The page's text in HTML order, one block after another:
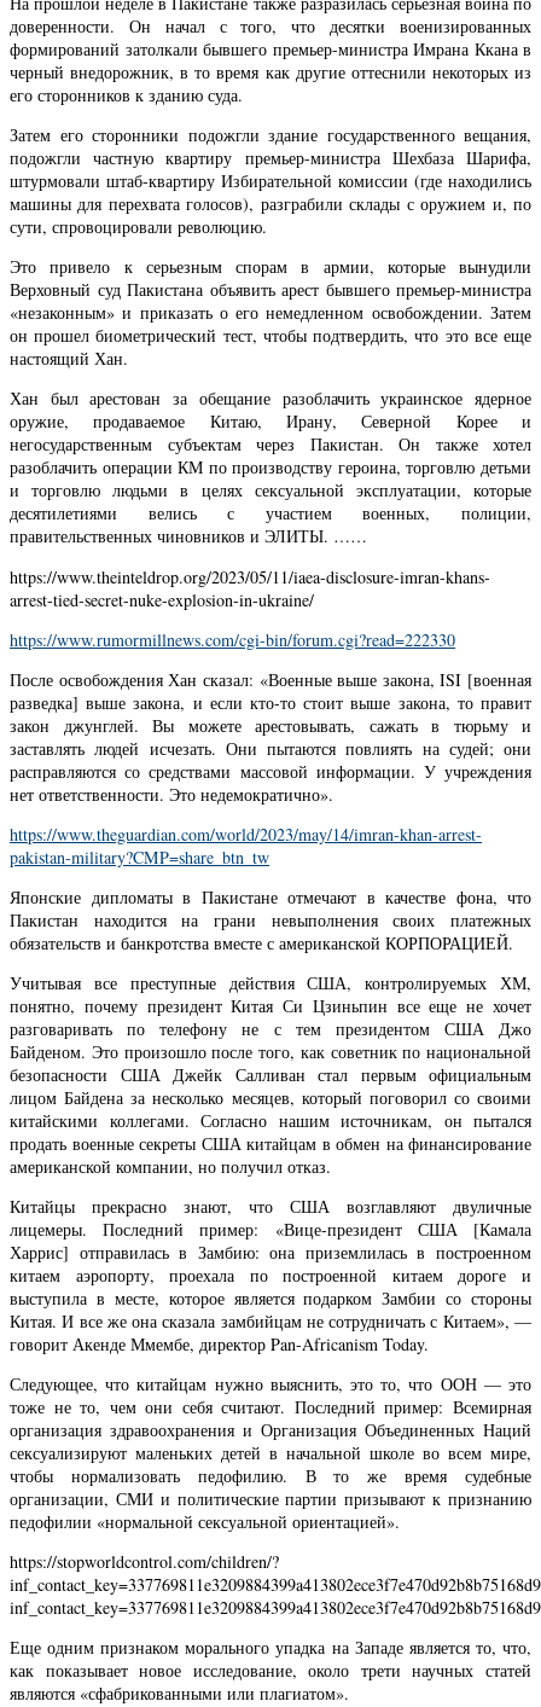
доверенности. Он начал с того, что десятки военизированных
формирований затолкали бывшего премьер-министра Имрана Ккана в
черный внедорожник, в то время как другие оттеснили некоторых из
его сторонников к зданию суда.
Затем его сторонники подожгли здание государственного вещания,
подожгли частную квартиру премьер-министра Шехбаза Шарифа,
штурмовали штаб-квартиру Избирательной комиссии (где находились
машины для перехвата голосов), разграбили склады с оружием и, по
сути, спровоцировали революцию.
Это привело к серьезным спорам в армии, которые вынудили
Верховный суд Пакистана объявить арест бывшего премьер-министра
«незаконным» и приказать о его немедленном освобождении. Затем
он прошел биометрический тест, чтобы подтвердить, что это все еще
настоящий Хан.
Хан был арестован за обещание разоблачить украинское ядерное
оружие, продаваемое Китаю, Ирану, Северной Корее и
негосударственным субъектам через Пакистан. Он также хотел
разоблачить операции КМ по производству героина, торговлю детьми
и торговлю людьми в целях сексуальной эксплуатации, которые
десятилетиями велись с участием военных, полиции,
правительственных чиновников и ЭЛИТЫ. ……
https://www.theinteldrop.org/2023/05/11/iaea-disclosure-imran-khans-
arrest-tied-secret-nuke-explosion-in-ukraine/
https://www.rumormillnews.com/cgi-bin/forum.cgi?read=222330
После освобождения Хан сказал: «Военные выше закона, ISI [военная
разведка] выше закона, и если кто-то стоит выше закона, то правит
закон джунглей. Вы можете арестовывать, сажать в тюрьму и
заставлять людей исчезать. Они пытаются повлиять на судей; они
расправляются со средствами массовой информации. У учреждения
нет ответственности. Это недемократично».
https://www.theguardian.com/world/2023/may/14/imran-khan-arrest-
pakistan-military?CMP=share_btn_tw
Японские дипломаты в Пакистане отмечают в качестве фона, что
Пакистан находится на грани невыполнения своих платежных
обязательств и банкротства вместе с американской КОРПОРАЦИЕЙ.
Учитывая все преступные действия США, контролируемых ХМ,
понятно, почему президент Китая Си Цзиньпин все еще не хочет
разговаривать по телефону не с тем президентом США Джо
Байденом. Это произошло после того, как советник по национальной
безопасности США Джейк Салливан стал первым официальным
лицом Байдена за несколько месяцев, который поговорил со своими
китайскими коллегами. Согласно нашим источникам, он пытался
продать военные секреты США китайцам в обмен на финансирование
американской компании, но получил отказ.
Китайцы прекрасно знают, что США возглавляют двуличные
лицемеры. Последний пример: «Вице-президент США [Камала
Харрис] отправилась в Замбию: она приземлилась в построенном
китаем аэропорту, проехала по построенной китаем дороге и
выступила в месте, которое является подарком Замбии со стороны
Китая. И все же она сказала замбийцам не сотрудничать с Китаем», —
говорит Акенде Ммембе, директор Pan-Africanism Today.
Следующее, что китайцам нужно выяснить, это то, что ООН — это
тоже не то, чем они себя считают. Последний пример: Всемирная
организация здравоохранения и Организация Объединенных Наций
сексуализируют маленьких детей в начальной школе во всем мире,
чтобы нормализовать педофилию. В то же время судебные
организации, СМИ и политические партии призывают к признанию
педофилии «нормальной сексуальной ориентацией».
https://stopworldcontrol.com/children/?
Еще одним признаком морального упадка на Западе является то, что,
как показывает новое исследование, около трети научных статей
являются «сфабрикованными или плагиатом».